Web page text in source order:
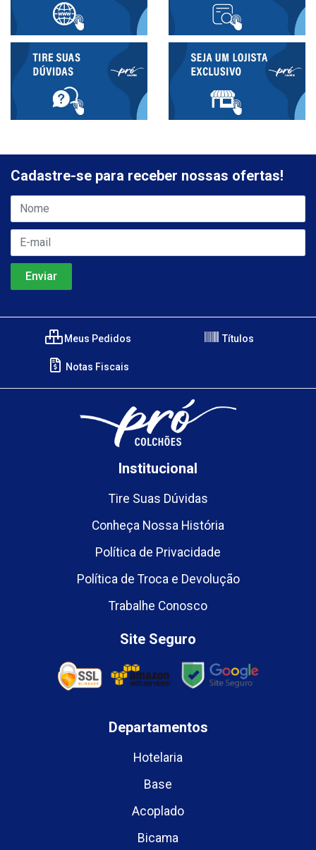
Cadastre-se para receber nossas ofertas!
Meus Pedidos Títulos
Notas Fiscais
Institucional
Tire Suas Dúvidas
Conheça Nossa História
Política de Privacidade
Política de Troca e Devolução
Trabalhe Conosco
Site Seguro
Departamentos
Hotelaria
Base
Acoplado
Bicama